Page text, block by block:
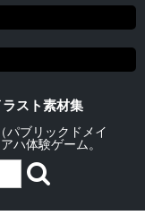
スト素材集
パブリックドメイ
ハ体験ゲーム。